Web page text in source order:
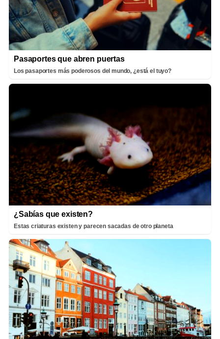
Pasaportes que abren puertas
Los pasaportes más poderosos del mundo, ¿está el tuyo?
¿Sabías que existen?
Estas criaturas existen y parecen sacadas de otro planeta